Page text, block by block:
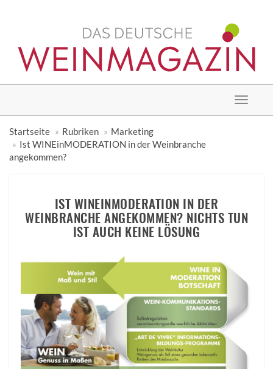
Toggle
Startseite
Rubriken
Marketing
Ist WINEinMODERATION in der Weinbranche
angekommen?
IST WINEINMODERATION IN DER
WEINBRANCHE ANGEKOMMEN? NICHTS TUN
IST AUCH KEINE LÖSUNG